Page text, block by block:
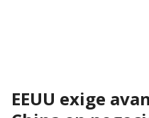
EEUU exige